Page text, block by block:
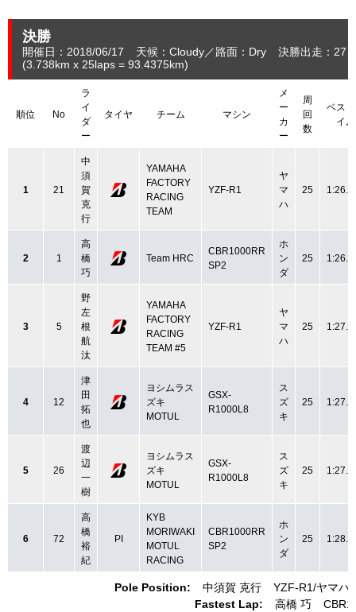
決勝
開催日：2018/06/17 天候：Cloudy 路面：Dry
決勝出走：27
(3.738km x 25laps = 93.4375km)
順位 No
ラ
イ
ダ
ー
タイヤ チーム マシン
メ
ー
カ
ー
周
回
数
ベス
イム
Pole Position: 中須賀 克行 YZF-R1 ヤマハ
Fastest Lap:
高橋 巧
1 21
中
須
賀
克
行
YAMAHA
FACTORY
RACING
TEAM
YZF-R1
ヤ
マ
ハ
25
2 1
高
橋
巧
Team HRC
CBR1000RR
SP2
ホ
ン
ダ
25
3 5
野
左
根
航
汰
YAMAHA
FACTORY
RACING
TEAM #5
YZF-R1
ヤ
マ
ハ
25
4 12
津
田
拓
也
ヨシムラス
ズキ
MOTUL
GSX-
R1000L8
ス
ズ
キ
25
5 26
渡
辺
一
樹
ヨシムラス
ズキ
MOTUL
GSX-
R1000L8
ス
ズ
キ
25
6 72
高
橋
裕
紀
PI
KYB
MORIWAKI
MOTUL
RACING
CBR1000RR
SP2
ホ
ン
ダ
25